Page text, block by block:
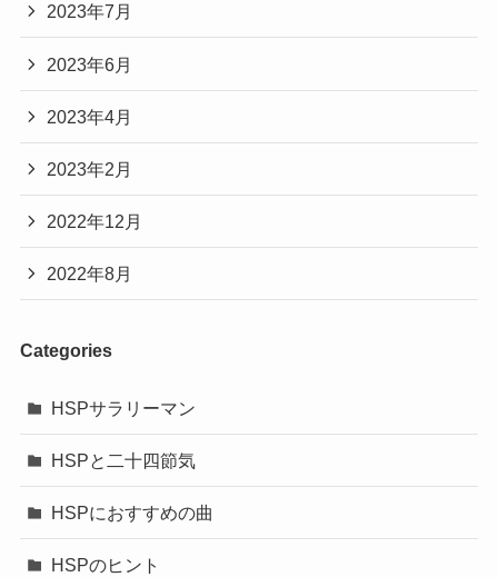
2023年7月
2023年6月
2023年4月
2023年2月
2022年12月
2022年8月
Categories
HSPサラリーマン
HSPと二十四節気
HSPにおすすめの曲
HSPのヒント